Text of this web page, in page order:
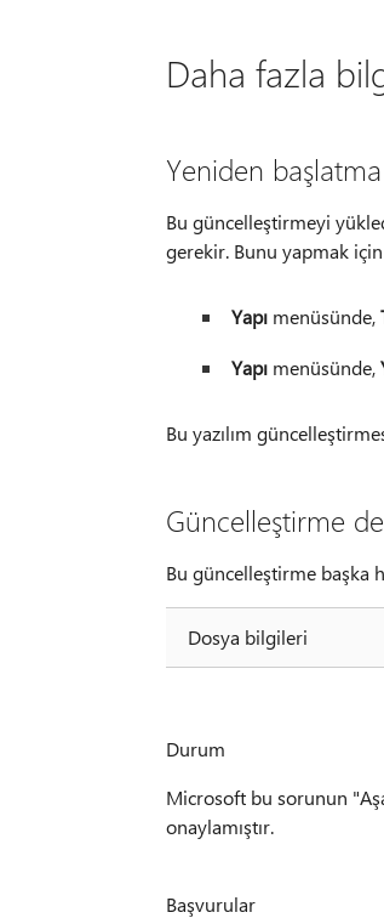
Daha fazla
Yeniden
Bu güncelleştirmeyi
gerekir. Bunu yapmak
Yapımenüsünde,
Yapımenüsünde,
Bu yazılım
Güncelleştirme
Bu güncelleştirme başka
Dosya bilgileri
Durum
Microsoft bu sorunun
onaylamıştır.
Başvurular